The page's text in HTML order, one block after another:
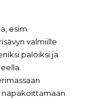
esim.
valmiille
paloiksi ja
napakoittamaan